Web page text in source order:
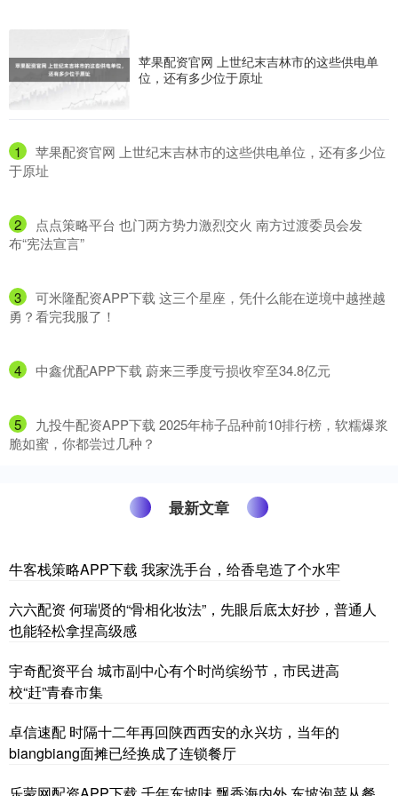
苹果配资官网 上世纪末吉林市的这些供电单
位，还有多少位于原址
1
​苹果配资官网 上世纪末吉林市的这些供电单位，还有多少位
于原址
2
​点点策略平台 也门两方势力激烈交火 南方过渡委员会发
布“宪法宣言”
3
​可米隆配资APP下载 这三个星座，凭什么能在逆境中越挫越
勇？看完我服了！
4 ​中鑫优配APP下载 蔚来三季度亏损收窄至34.8亿元
5
​九投牛配资APP下载 2025年柿子品种前10排行榜，软糯爆浆
脆如蜜，你都尝过几种？
最新文章
牛客栈策略APP下载 我家洗手台，给香皂造了个水牢
六六配资 何瑞贤的“骨相化妆法”，先眼后底太好抄，普通人
也能轻松拿捏高级感
宇奇配资平台 城市副中心有个时尚缤纷节，市民进高
校“赶”青春市集
卓信速配 时隔十二年再回陕西西安的永兴坊，当年的
biangbiang面摊已经换成了连锁餐厅